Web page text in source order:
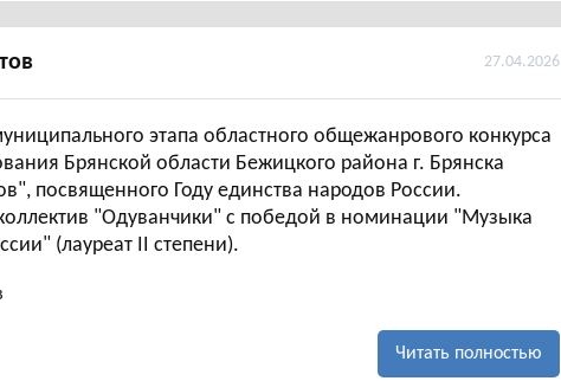
27.04.2026
этапа областного общежанрового конкурса
Брянской области Бежицкого района г. Брянска
посвященного Году единства народов России.
"Одуванчики" с победой в номинации "Музыка
(лауреат II степени).
Читать полностью